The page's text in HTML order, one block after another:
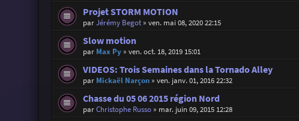
Projet STORM MOTION
parJérémy Begot» ven. mai 08, 2020 22:15
Slow motion
par Max Py» ven. oct. 18, 2019 15:01
VIDEOS: Trois Semaines dans la Tornado Alley
par Mickaël Narçon» ven. janv. 01, 2016 22:32
Chasse du 05 06 2015 région Nord
parChristophe Russo» mar. juin 09, 2015 12:28